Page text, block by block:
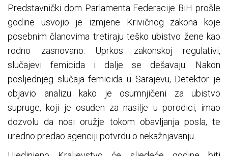
Predstavnički dom Parlamenta Federacije BiH prošle
godine usvojio je izmjene Krivičnog zakona koje
posebnim članovima tretiraju teško ubistvo žene kao
rodno zasnovano. Uprkos zakonskoj regulativi,
slučajevi femicida i dalje se dešavaju. Nakon
posljednjeg slučaja femicida u Sarajevu, Detektor je
objavio analizu kako je osumnjičeni za ubistvo
supruge, koji je osuđen za nasilje u porodici, imao
dozvolu da nosi oružje tokom obavljanja posla, te
uredno predao agenciji potvrdu o nekažnjavanju.